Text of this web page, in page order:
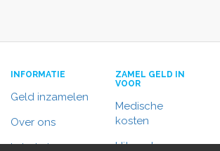
INFORMATIE
Geld inzamelen
Over ons
In het nieuws
ZAMEL GELD IN
VOOR
Medische
kosten
Uitvaart